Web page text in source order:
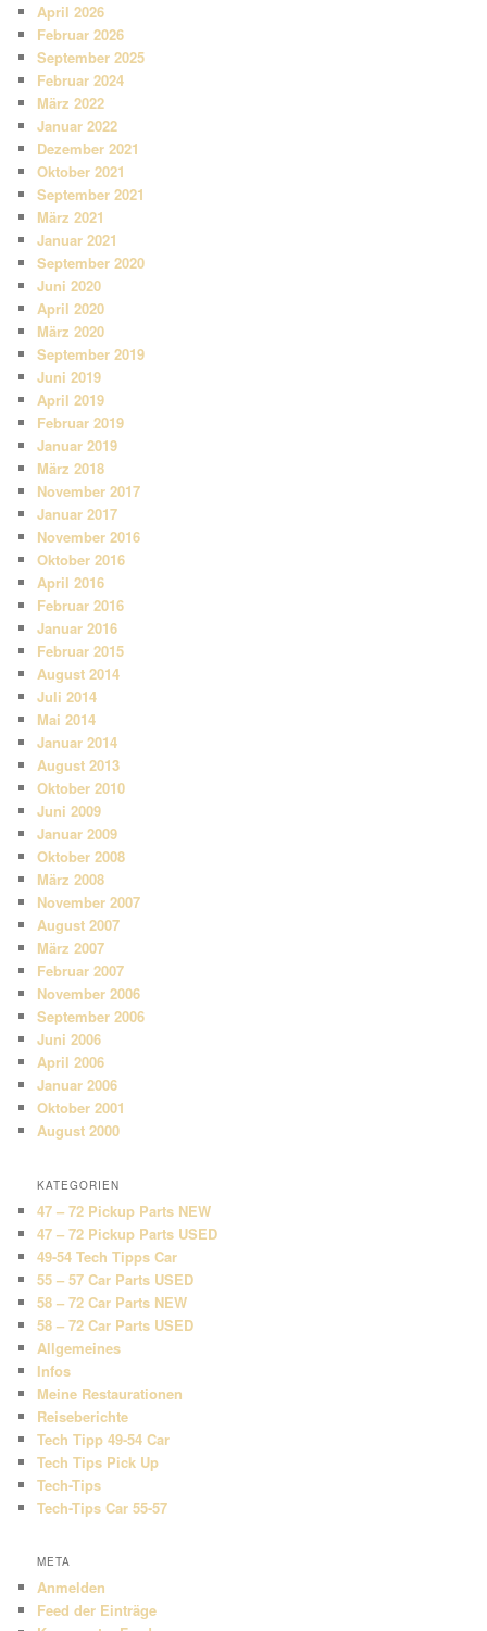
April 2026
Februar 2026
September 2025
Februar 2024
März 2022
Januar 2022
Dezember 2021
Oktober 2021
September 2021
März 2021
Januar 2021
September 2020
Juni 2020
April 2020
März 2020
September 2019
Juni 2019
April 2019
Februar 2019
Januar 2019
März 2018
November 2017
Januar 2017
November 2016
Oktober 2016
April 2016
Februar 2016
Januar 2016
Februar 2015
August 2014
Juli 2014
Mai 2014
Januar 2014
August 2013
Oktober 2010
Juni 2009
Januar 2009
Oktober 2008
März 2008
November 2007
August 2007
März 2007
Februar 2007
November 2006
September 2006
Juni 2006
April 2006
Januar 2006
Oktober 2001
August 2000
KATEGORIEN
47 – 72 Pickup Parts NEW
47 – 72 Pickup Parts USED
49-54 Tech Tipps Car
55 – 57 Car Parts USED
58 – 72 Car Parts NEW
58 – 72 Car Parts USED
Allgemeines
Infos
Meine Restaurationen
Reiseberichte
Tech Tipp 49-54 Car
Tech Tips Pick Up
Tech-Tips
Tech-Tips Car 55-57
META
Anmelden
Feed der Einträge